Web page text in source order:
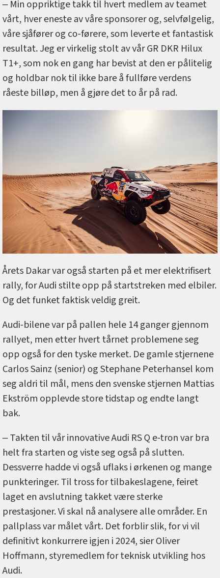
‒ Min oppriktige takk til hvert medlem av teamet
vårt, hver eneste av våre sponsorer og, selvfølgelig,
våre sjåfører og co-førere, som leverte et fantastisk
resultat. Jeg er virkelig stolt av vår GR DKR Hilux
T1+, som nok en gang har bevist at den er pålitelig
og holdbar nok til ikke bare å fullføre verdens
råeste billøp, men å gjøre det to år på rad.
Årets Dakar var også starten på et mer elektrifisert
rally, for Audi stilte opp på startstreken med elbiler.
Og det funket faktisk veldig greit.
Audi-bilene var på pallen hele 14 ganger gjennom
rallyet, men etter hvert tårnet problemene seg
opp også for den tyske merket. De gamle stjernene
Carlos Sainz (senior) og Stephane Peterhansel kom
seg aldri til mål, mens den svenske stjernen Mattias
Ekström opplevde store tidstap og endte langt
bak.
‒ Takten til vår innovative Audi RS Q e-tron var bra
helt fra starten og viste seg også på slutten.
Dessverre hadde vi også uflaks i ørkenen og mange
punkteringer. Til tross for tilbakeslagene, feiret
laget en avslutning takket være sterke
prestasjoner. Vi skal nå analysere alle områder. En
pallplass var målet vårt. Det forblir slik, for vi vil
definitivt konkurrere igjen i 2024, sier Oliver
Hoffmann, styremedlem for teknisk utvikling hos
Audi.